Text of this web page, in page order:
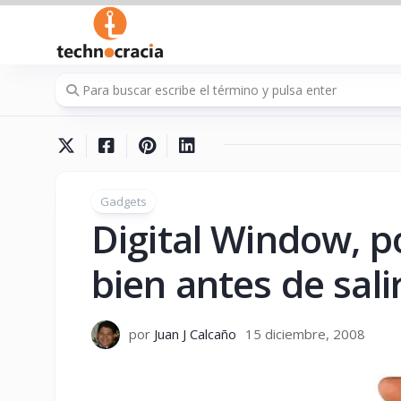
Saltar
contenido
Gadgets
Digital Window,
bien antes de
por Juan J Calcaño 15 diciembre, 2008